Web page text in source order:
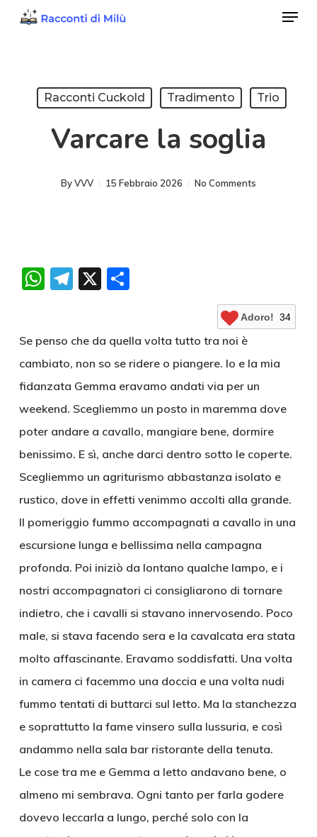
Menu
Racconti Cuckold Tradimento Trio
Varcare la soglia
ByVVV 15 Febbraio 2026 No Comments
WhatsApp
Telegram
X Condividi
Adoro! 34
Se penso che da quella volta tutto tra noi è
cambiato, non so se ridere o piangere. Io e la mia
fidanzata Gemma eravamo andati via per un
weekend. Scegliemmo un posto in maremma dove
poter andare a cavallo, mangiare bene, dormire
benissimo. E sì, anche darci dentro sotto le coperte.
Scegliemmo un agriturismo abbastanza isolato e
rustico, dove in effetti venimmo accolti alla grande.
Il pomeriggio fummo accompagnati a cavallo in una
escursione lunga e bellissima nella campagna
profonda. Poi iniziò da lontano qualche lampo, e i
nostri accompagnatori ci consigliarono di tornare
indietro, che i cavalli si stavano innervosendo. Poco
male, si stava facendo sera e la cavalcata era stata
molto affascinante. Eravamo soddisfatti. Una volta
in camera ci facemmo una doccia e una volta nudi
fummo tentati di buttarci sul letto. Ma la stanchezza
e soprattutto la fame vinsero sulla lussuria, e così
andammo nella sala bar ristorante della tenuta.
Le cose tra me e Gemma a letto andavano bene, o
almeno mi sembrava. Ogni tanto per farla godere
dovevo leccarla a lungo, perché solo con la